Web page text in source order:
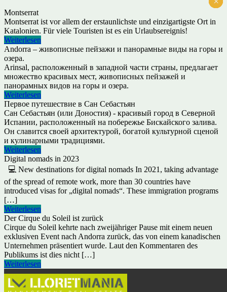
Montserrat
Montserrat ist vor allem der erstaunlichste und einzigartigste Ort in
Katalonien. Für viele Touristen ist es ein Urlaubsereignis!
Weiterlesen
Andorra – живописные пейзажи и панорамные виды на горы и
озера.
Arinsal, расположенный в западной части страны, предлагает
множество красивых мест, живописных пейзажей и
панорамных видов на горы и озера.
Weiterlesen
Первое путешествие в Сан Себастьян
Сан Себастьян (или Доностия) - красивый город в Северной
Испании, расположенный на побережье Бискайского залива.
Он славится своей архитектурой, богатой культурной сценой
и кулинарными традициями.
Weiterlesen
Digital nomads in 2023
💻 New destinations for digital nomads In 2021, taking advantage
of the spread of remote work, more than 30 countries have
introduced visas for „digital nomads“. These immigration programs
[…]
Weiterlesen
Der Cirque du Soleil ist zurück
Cirque du Soleil kehrte nach zweijähriger Pause mit einem neuen
exklusiven Event nach Andorra zurück, das von einem kanadischen
Unternehmen präsentiert wurde. Laut den Kommentaren des
Publikums ist dies nicht […]
Weiterlesen
Home Residence permit in Spain and immigration